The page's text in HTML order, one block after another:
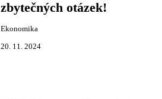
zbytečných otázek!
Ekonomika
20. 11. 2024